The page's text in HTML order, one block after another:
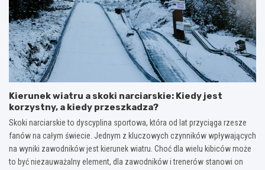
Kierunek wiatru a skoki narciarskie: Kiedy jest
korzystny, a kiedy przeszkadza?
Skoki narciarskie to dyscyplina sportowa, która od lat przyciąga rzesze
fanów na całym świecie. Jednym z kluczowych czynników wpływających
na wyniki zawodników jest kierunek wiatru. Choć dla wielu kibiców może
to być niezauważalny element, dla zawodników i trenerów stanowi on